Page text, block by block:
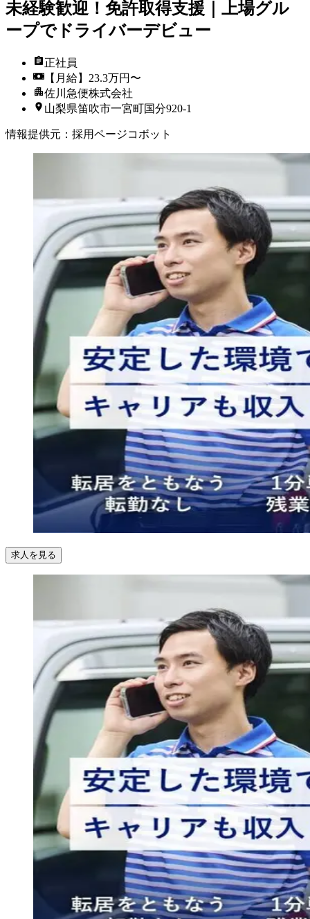
未経験歓迎！免許取得支援｜上場グル
ープでドライバーデビュー
正社員
【月給】23.3万円〜
佐川急便株式会社
山梨県笛吹市一宮町国分920-1
情報提供元 ： 採用ページコボット
求人を見る